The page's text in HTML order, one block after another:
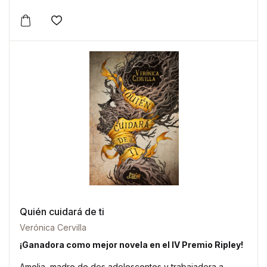
Este producto tiene múltiples variantes. Las
Añadir a la lista de deseos
Quién cuidará de ti
Verónica Cervilla
¡Ganadora como mejor novela en el IV Premio Ripley!